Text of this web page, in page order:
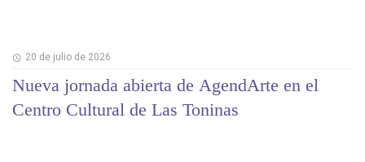
20 de julio de 2026
Nueva jornada abierta de AgendArte en el
Centro Cultural de Las Toninas